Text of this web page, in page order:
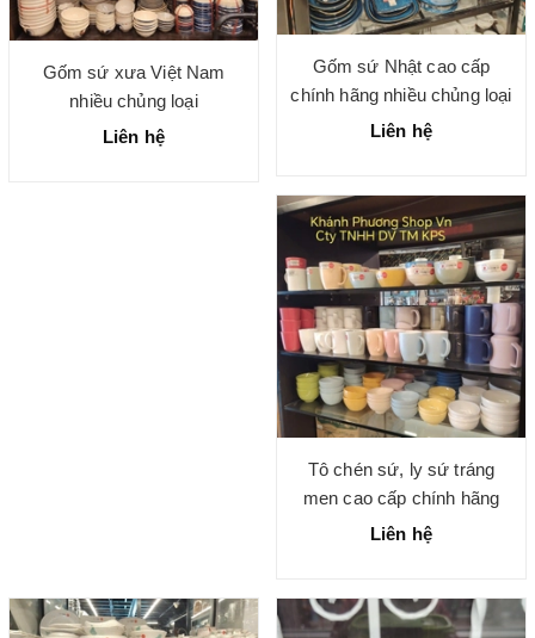
Gốm sứ xưa Việt Nam
nhiều chủng loại
Liên hệ
Gốm sứ Nhật cao cấp
chính hãng nhiều chủng loại
Liên hệ
Tô chén sứ, ly sứ tráng
men cao cấp chính hãng
Liên hệ